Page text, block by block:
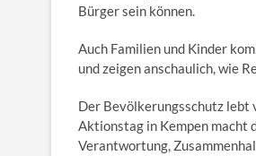
Bürger sein können.
Auch Familien und Kinder
und zeigen anschaulich, wie
Der Bevölkerungsschutz lebt
Aktionstag in Kempen macht
Verantwortung,